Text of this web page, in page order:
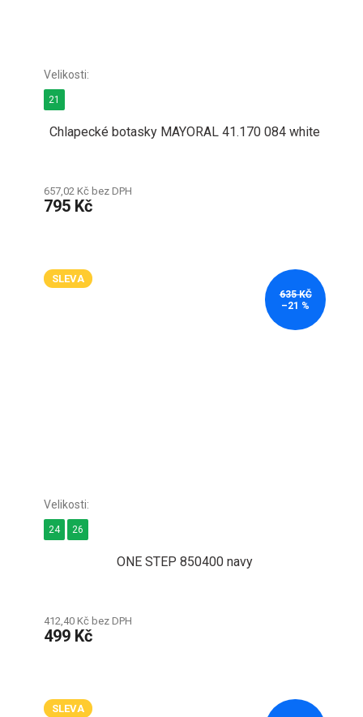
Chlapecké botasky MAYORAL 41.170 084 white
657,02 Kč bez DPH
795 Kč
21
SLEVA
635 KČ
–21 %
ONE STEP 850400 navy
412,40 Kč bez DPH
499 Kč
24 26
SLEVA